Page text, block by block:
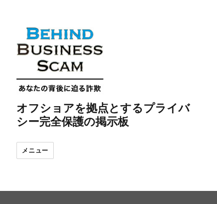
オフショアを拠点とするプライバ
シー完全保護の掲示板
メニュー